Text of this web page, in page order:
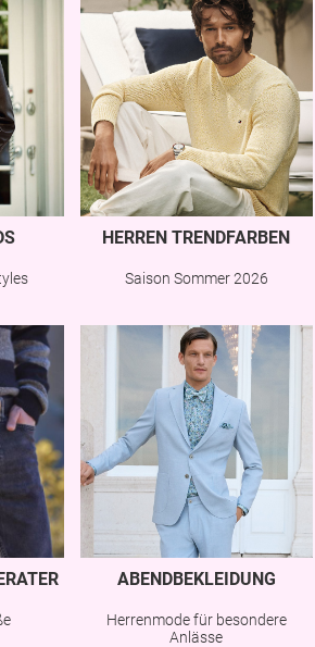
HERREN TRENDFARBEN
Saison Sommer 2026
ABENDBEKLEIDUNG
Herrenmode für besondere
Anlässe